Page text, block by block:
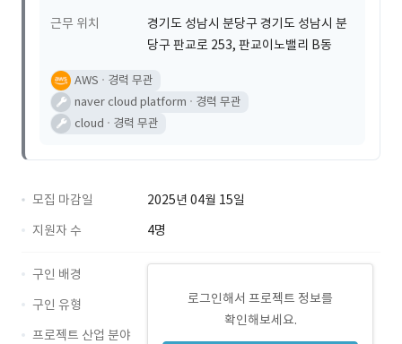
근무 위치
경기도 성남시 분당구 경기도 성남시 분
당구 판교로 253, 판교이노밸리 B동
AWS
경력 무관
naver cloud platform
경력 무관
cloud
경력 무관
모집 마감일
2025년 04월 15일
지원자 수
4명
로그인해서 프로젝트 정보를
확인해보세요.
구인 배경
구인 유형
프로젝트 산업 분야